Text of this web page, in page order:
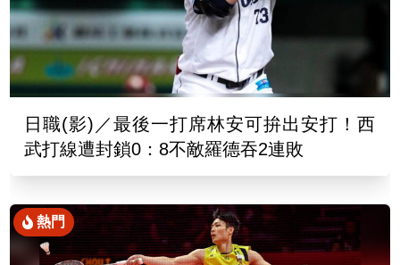
日職(影)／最後一打席林安可拚出安打！西
武打線遭封鎖0：8不敵羅德吞2連敗
熱門